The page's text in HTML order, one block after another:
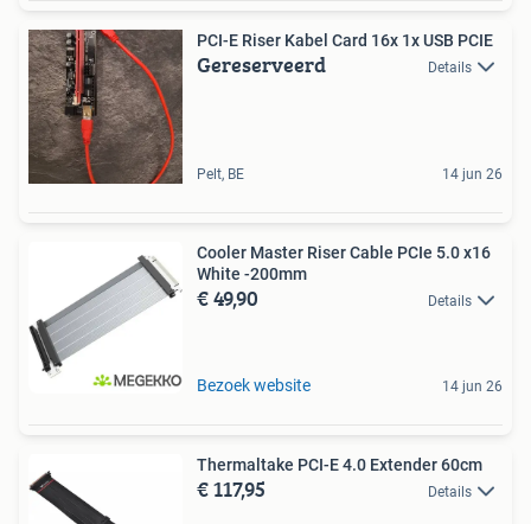
PCI-E Riser Kabel Card 16x 1x USB PCIE
Gereserveerd Details
Pelt, BE 14 jun 26
Cooler Master Riser Cable PCIe 5.0 x16
White -200mm
€ 49,90 Details
Bezoek website 14 jun 26
Thermaltake PCI-E 4.0 Extender 60cm
€ 117,95 Details